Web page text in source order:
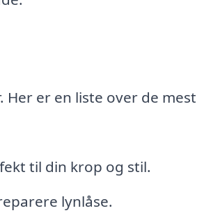
er en liste over de mest
til din krop og stil.
lynlåse.